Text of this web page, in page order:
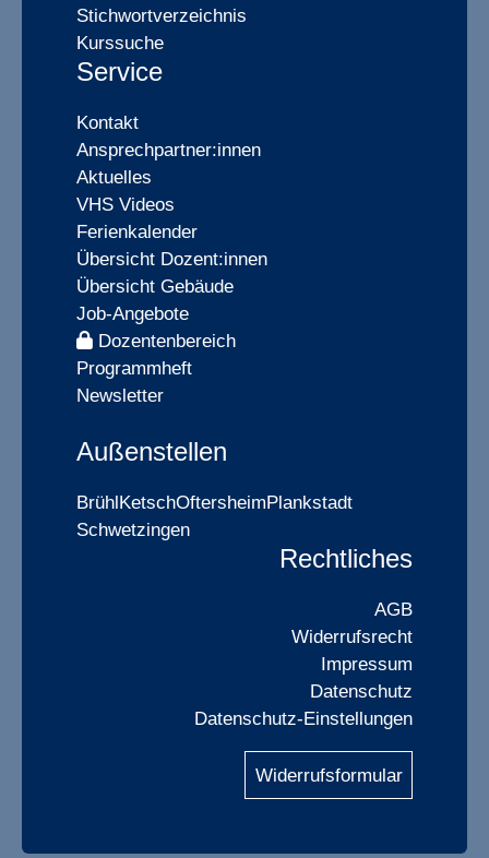
Stichwortverzeichnis
Kurssuche
Service
Kontakt
Ansprechpartner:innen
Aktuelles
VHS Videos
Ferienkalender
Übersicht Dozent:innen
Übersicht Gebäude
Job-Angebote
Dozentenbereich
Programmheft
Newsletter
Außenstellen
BrühlKetschOftersheimPlankstadt
Schwetzingen
Rechtliches
AGB
Widerrufsrecht
Impressum
Datenschutz
Datenschutz-Einstellungen
Widerrufsformular